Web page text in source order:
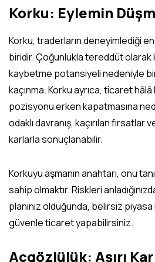
Korku: Eylemin
Korku, traderların deneyimlediği
biridir. Çoğunlukla tereddüt
kaybetme potansiyeli nedeniyle
kaçınma. Korku ayrıca, ticaret hâlâ
pozisyonu erken kapatmasına
odaklı davranış, kaçırılan
karlarla sonuçlanabilir.
Korkuyu aşmanın anahtarı, onu
sahip olmaktır. Riskleri
planınız olduğunda, belirsiz
güvenle ticaret yapabilirsiniz.
Açgözlülük: Aşırı